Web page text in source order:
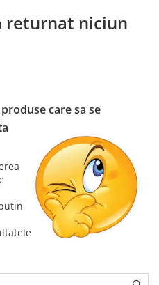
returnat niciun
care sa se